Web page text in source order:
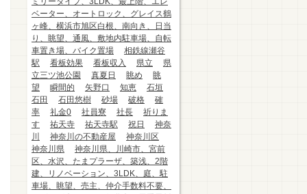
ベーター、オートロック、グレイス鶴
ヶ峰、横浜市旭区白根、南向き、日当
り、眺望、通風、敷地内駐車場、自転
車置き場、バイク置場
相鉄線瀬谷
駅
看板効果 看板収入 県立
県
立三ツ池公園
真夏日 眺め
眺
望
瞬間的 矢野口 知恵
石垣
石田
石田悠樹 砂場 破格
確
率
礼金0 社員寮 社長
祈りま
す
祐天寺 祐天寺駅 祝日
神奈
川
神奈川の不動産屋
神奈川区
神奈川県
神奈川県、川崎市、宮前
区、水沢、たまプラーザ、築浅、2階
建、リノベーション、3LDK、庭、駐
車場、眺望、売主、仲介手数料不要、